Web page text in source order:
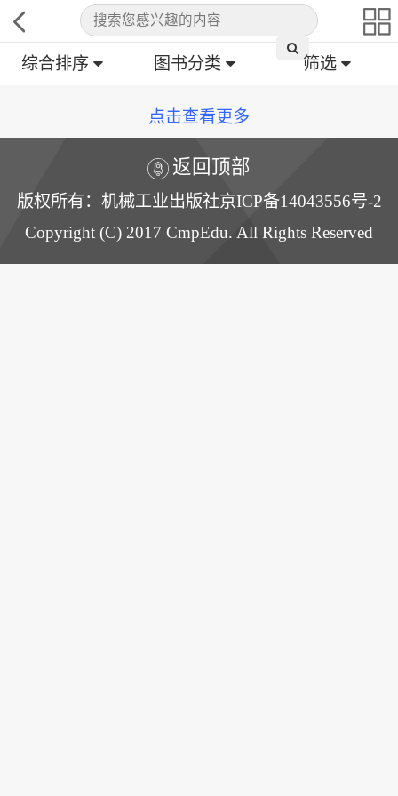
综合排序 图书分类 筛选
点击查看更多
返回顶部
版权所有：机械工业出版社京ICP备14043556号-2
Copyright (C) 2017 CmpEdu. All Rights Reserved